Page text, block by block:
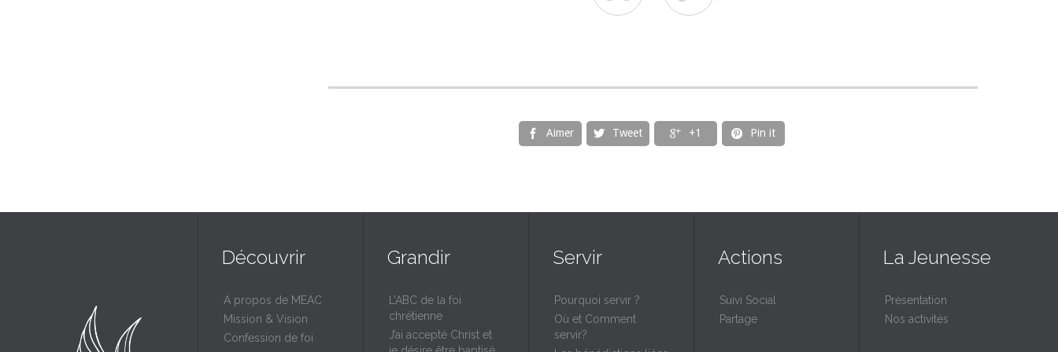
 Aimer  Tweet  +1  Pin it
Découvrir
A propos de MEAC
Mission & Vision
Confession de foi
Grandir
L’ABC de la foi
chrétienne
J’ai accepté Christ et
Servir
Pourquoi servir ?
Où et Comment
servir?
Actions
Suivi Social
Partage
La Jeunesse
Présentation
Nos activités